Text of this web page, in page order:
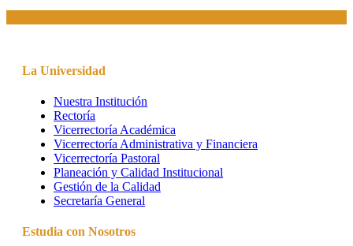
La Universidad
Nuestra Institución
Rectoría
Vicerrectoría Académica
Vicerrectoría Administrativa y Financiera
Vicerrectoría Pastoral
Planeación y Calidad Institucional
Gestión de la Calidad
Secretaría General
Estudia con Nosotros